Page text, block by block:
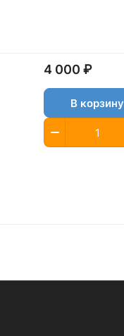
4 000 ₽
В корзину